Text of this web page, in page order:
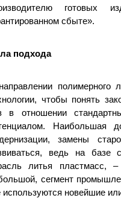
готовых
сбыте».
подхода
полимерного
чтобы понять
в отношении
Наибольшая
замены
ведь на базе
литья пластмасс,
сегмент
используются новейшие